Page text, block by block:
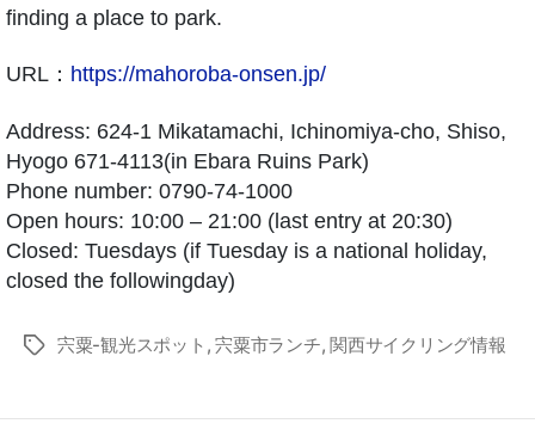
finding a place to park.
URL： https://mahoroba-onsen.jp/
Address: 624-1 Mikatamachi, Ichinomiya-cho, Shiso,
Hyogo 671-4113(in Ebara Ruins Park)
Phone number: 0790-74-1000
Open hours: 10:00 – 21:00 (last entry at 20:30)
Closed: Tuesdays (if Tuesday is a national holiday,
closed the followingday)
タ
宍粟-観光スポット ,宍粟市ランチ,関西サイクリング情報